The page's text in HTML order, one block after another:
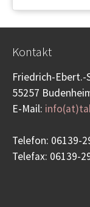
Kontakt
Friedrich-Ebert.-
55257
E-Mail:
Telefon: 06139-
Telefax: 06139-